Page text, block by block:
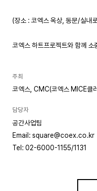
(장소 : 코엑스 옥상, 동문/실내
코엑스 하트프로젝트와 함께
주최
코엑스, CMC(코엑스 MICE클
담당자
공간사업팀
Email: square@coex.co.kr
Tel: 02-6000-1155/1131